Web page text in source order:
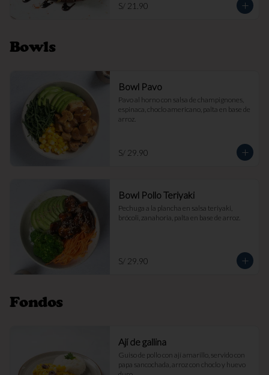
S/ 21.90
Bowls
Bowl Pavo
Pavo al horno con salsa de champignones,
espinaca, choclo americano, palta en base de
arroz.
S/ 29.90
Bowl Pollo Teriyaki
Pechuga a la plancha en salsa teriyaki,
brócoli, zanahoria, palta en base de arroz.
S/ 29.90
Fondos
Ají de gallina
Guiso de pollo con ají amarillo, servido con
papa sancochada, arroz con choclo y huevo